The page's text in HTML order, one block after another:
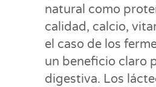
natural como
calidad, calcio,
el caso de los
un beneficio claro
digestiva. Los